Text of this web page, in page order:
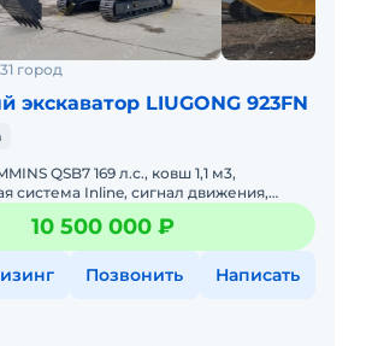
город
экскаватор LIUGONG 923FN
QSB7 169 л.с., ковш 1,1 м3,
система Inline, сигнал движения,
обогреватель, кондиционер,
10 500 000 ₽
Позвонить Написать